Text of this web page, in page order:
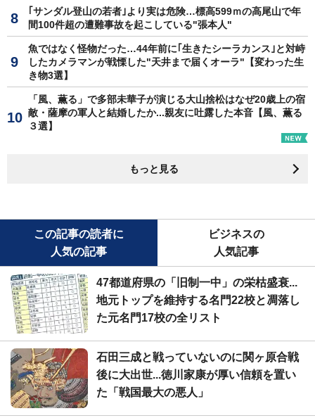
｢サンダル登山の若者｣より実は危険…標高599ｍの高尾山で年
間100件超の遭難事故を起こしている"張本人"
魚ではなく怪物だった…44年前に｢生きたシーラカンス｣と対峙
したカメラマンが戦慄した"天井まで届くオーラ"【変わった生
き物3選】
「風、薫る」で多部未華子が演じる大山捨松はなぜ20歳上の宿
敵・薩摩の軍人と結婚したか...親友に吐露した本音【風、薫る
３選】
もっと見る
この記事の読者に
人気の記事
ビジネスの
人気記事
47都道府県の「旧制一中」の栄枯盛衰...
地元トップを維持する名門22校と凋落し
た元名門17校の全リスト
石田三成と戦っていないのに関ヶ原合戦
後に大出世...徳川家康が厚い信頼を置い
た「戦国最大の悪人」